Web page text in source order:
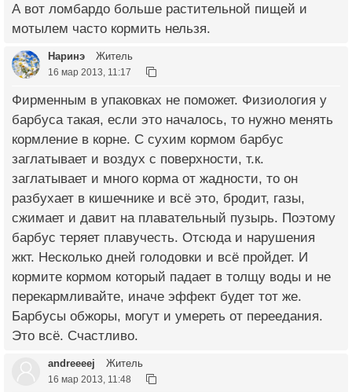
А вот ломбардо больше растительной пищей и
мотылем часто кормить нельзя.
Наринэ Житель
16 мар 2013, 11:17
Фирменным в упаковках не поможет. Физиология у
барбуса такая, если это началось, то нужно менять
кормление в корне. С сухим кормом барбус
заглатывает и воздух с поверхности, т.к.
заглатывает и много корма от жадности, то он
разбухает в кишечнике и всё это, бродит, газы,
сжимает и давит на плавательный пузырь. Поэтому
барбус теряет плавучесть. Отсюда и нарушения
жкт. Несколько дней голодовки и всё пройдет. И
кормите кормом который падает в толщу воды и не
перекармливайте, иначе эффект будет тот же.
Барбусы обжоры, могут и умереть от переедания.
Это всё. Счастливо.
andreeeej Житель
16 мар 2013, 11:48